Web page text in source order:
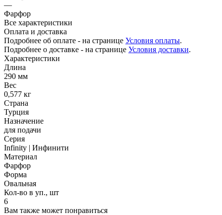
—
Фарфор
Все характеристики
Оплата и доставка
Подробнее об оплате - на странице Условия оплаты.
Подробнее о доставке - на странице Условия доставки.
Характеристики
Длина
290 мм
Вес
0,577 кг
Страна
Турция
Назначение
для подачи
Серия
Infinity | Инфинити
Материал
Фарфор
Форма
Овальная
Кол-во в уп., шт
6
Вам также может понравиться